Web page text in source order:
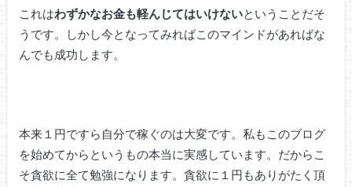
これはわずかなお金も軽んじてはいけないということだそ
うです。しかし今となってみればこのマインドがあればな
んでも成功します。
本来１円ですら自分で稼ぐのは大変です。私もこのブログ
を始めてからというもの本当に実感しています。だからこ
そ貪欲に全て勉強になります。貪欲に１円もありがたく頂